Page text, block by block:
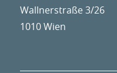
Wallnerstraße 3/26
1010 Wien